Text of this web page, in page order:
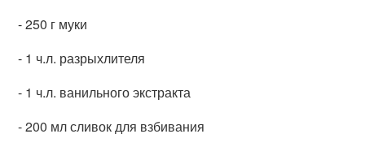
- 250 г муки
- 1 ч.л. разрыхлителя
- 1 ч.л. ванильного экстракта
- 200 мл сливок для взбивания